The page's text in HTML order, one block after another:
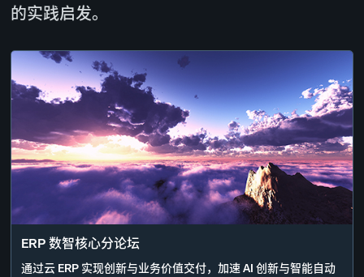
的实践启发。
ERP 数智核心分论坛
通过云 ERP 实现创新与业务价值交付，加速 AI 创新与智能自动